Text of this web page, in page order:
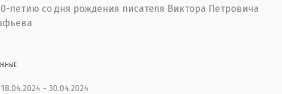
летию со дня рождения писателя Виктора Петровича
18.04.2024 - 30.04.2024